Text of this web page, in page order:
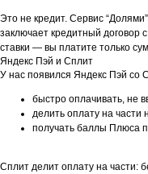
Это не кредит. Сервис
заключает кредитный договор
ставки — вы платите только
Яндекс Пэй и Сплит
У нас появился Яндекс Пэй со
быстро оплачивать, не
делить оплату на части
получать баллы Плюса
Сплит делит оплату на части: